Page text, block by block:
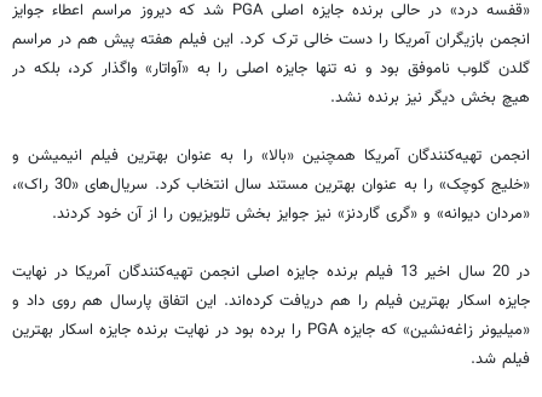
«قفسه درد»‌ در حالی برنده جایزه اصلی PGA شد که دیروز مراسم اعطاء جوایز
انجمن بازیگران آمریکا را دست خالی ترک کرد. این فیلم هفته پیش هم در مراسم
گلدن گلوب ناموفق بود و نه تنها جایزه اصلی را به «آواتار» واگذار کرد، بلکه در
هیچ بخش دیگر نیز برنده نشد.
انجمن تهیه‌کنندگان آمریکا همچنین «بالا» را به عنوان بهترین فیلم انیمیشن و
«خلیج کوچک» را به عنوان بهترین مستند سال انتخاب کرد. سریال‌های «30 راک»،
«مردان دیوانه» و «گری گاردنز» نیز جوایز بخش تلویزیون را از آن خود کردند.
در 20 سال اخیر 13 فیلم برنده جایزه اصلی انجمن تهیه‌کنندگان آمریکا در نهایت
جایزه اسکار بهترین فیلم را هم دریافت کرده‌اند. این اتفاق پارسال هم روی داد و
«میلیونر زاغه‌نشین» که جایزه PGA را برده بود در نهایت برنده جایزه اسکار بهترین
فیلم شد.